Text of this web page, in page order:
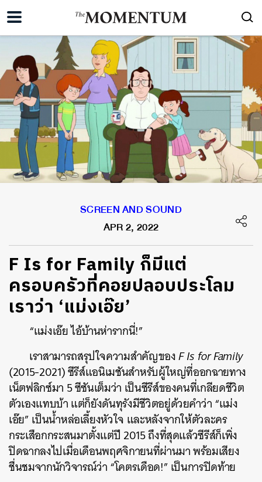
SCREEN AND SOUND
APR 2, 2022
F Is for Family ก็มีแต่
ครอบครัวที่คอยปลอบประโลม
เราว่า ‘แม่งเอ๊ย’
“แม่งเอ๊ย ไอ้บ้านห่ารากนี่!”
เราสามารถสรุปใจความสำคัญของF Is for Family
(2015-2021) ซีรีส์แอนิเมชันสำหรับผู้ใหญ่ที่ออกฉายทาง
เน็ตฟลิกซ์มา 5 ซีซันเต็มว่า เป็นซีรีส์ของคนที่เกลียดชีวิต
ตัวเองแทบบ้า แต่ก็ยังดันทุรังมีชีวิตอยู่ด้วยคำว่า “แม่ง
เอ๊ย” เป็นน้ำหล่อเลี้ยงหัวใจ และหลังจากให้ตัวละคร
กระเสือกกระสนมาตั้งแต่ปี 2015 ถึงที่สุดแล้วซีรีส์ก็เพิ่ง
ปิดฉากลงไปเมื่อเดือนพฤศจิกายนที่ผ่านมา พร้อมเสียง
ชื่นชมจากนักวิจารณ์ว่า “โคตรเดือด!” เป็นการปิดท้าย